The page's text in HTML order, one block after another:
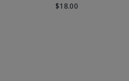
$18.00